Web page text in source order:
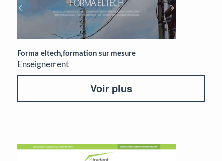
Forma eltech,formation sur mesure
Enseignement
Voir plus